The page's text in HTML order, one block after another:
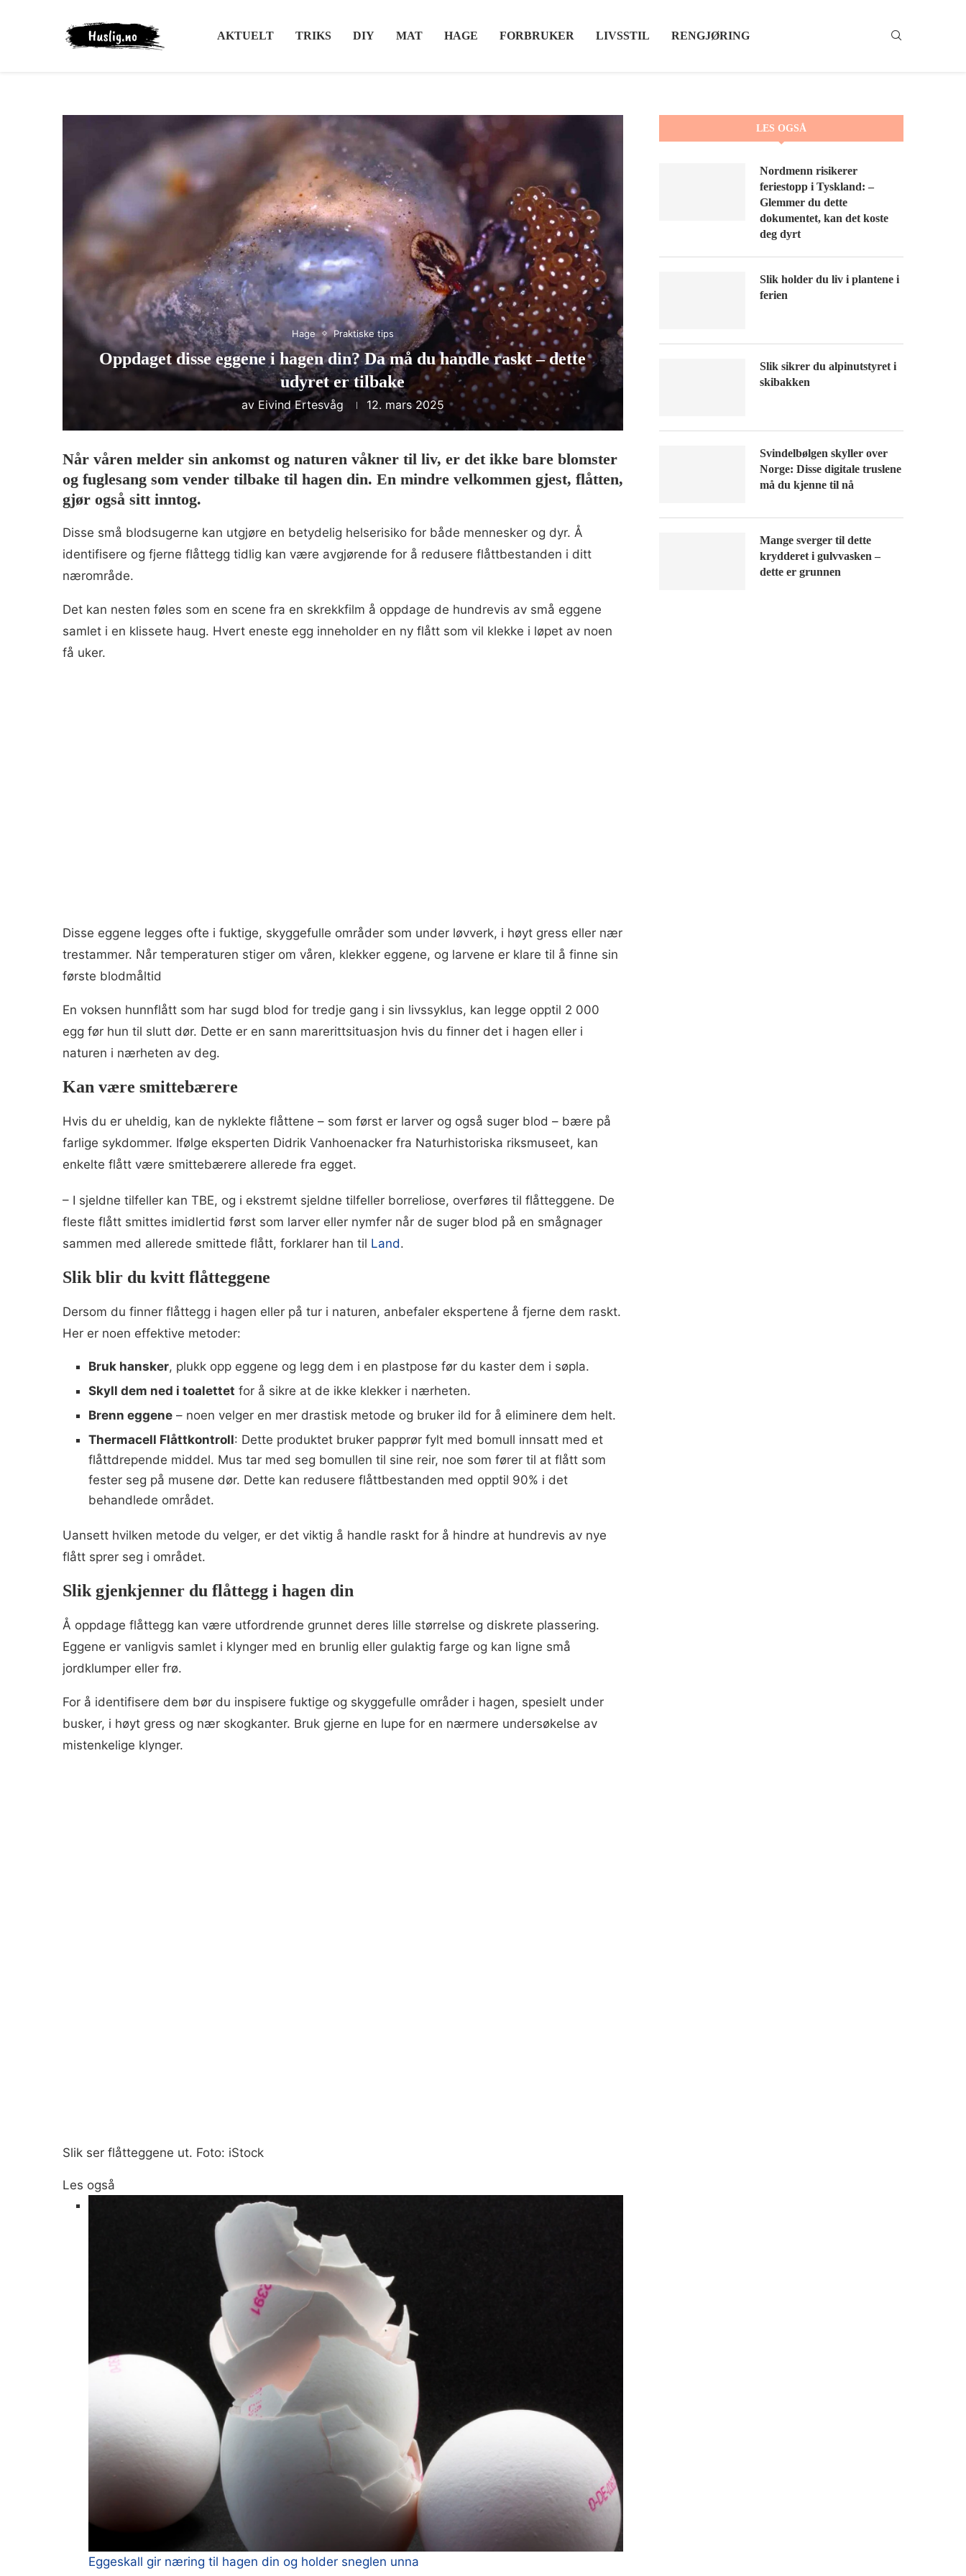
AKTUELT TRIKS DIY MAT HAGE FORBRUKER LIVSSTIL RENGJØRING
Hage Praktiske tips
Oppdaget disse eggene i hagen din? Da må du handle raskt – dette
udyret er tilbake
av Eivind Ertesvåg 12. mars 2025
Når våren melder sin ankomst og naturen våkner til liv, er det ikke bare blomster
og fuglesang som vender tilbake til hagen din. En mindre velkommen gjest, flåtten,
gjør også sitt inntog.
Disse små blodsugerne kan utgjøre en betydelig helserisiko for både mennesker og dyr. Å
identifisere og fjerne flåttegg tidlig kan være avgjørende for å redusere flåttbestanden i ditt
nærområde.​
Det kan nesten føles som en scene fra en skrekkfilm å oppdage de hundrevis av små eggene
samlet i en klissete haug. Hvert eneste egg inneholder en ny flått som vil klekke i løpet av noen
få uker.
Disse eggene legges ofte i fuktige, skyggefulle områder som under løvverk, i høyt gress eller nær
trestammer. Når temperaturen stiger om våren, klekker eggene, og larvene er klare til å finne sin
første blodmåltid
En voksen hunnflått som har sugd blod for tredje gang i sin livssyklus, kan legge opptil 2 000
egg før hun til slutt dør. Dette er en sann marerittsituasjon hvis du finner det i hagen eller i
naturen i nærheten av deg.
Kan være smittebærere
Hvis du er uheldig, kan de nyklekte flåttene – som først er larver og også suger blod – bære på
farlige sykdommer. Ifølge eksperten Didrik Vanhoenacker fra Naturhistoriska riksmuseet, kan
enkelte flått være smittebærere allerede fra egget.
– I sjeldne tilfeller kan TBE, og i ekstremt sjeldne tilfeller borreliose, overføres til flåtteggene. De
fleste flått smittes imidlertid først som larver eller nymfer når de suger blod på en smågnager
sammen med allerede smittede flått, forklarer han til Land.
Slik blir du kvitt flåtteggene
Dersom du finner flåttegg i hagen eller på tur i naturen, anbefaler ekspertene å fjerne dem raskt.
Her er noen effektive metoder:
Bruk hansker, plukk opp eggene og legg dem i en plastpose før du kaster dem i søpla.
Skyll dem ned i toalettet for å sikre at de ikke klekker i nærheten.
Brenn eggene – noen velger en mer drastisk metode og bruker ild for å eliminere dem helt.
Thermacell Flåttkontroll: Dette produktet bruker papprør fylt med bomull innsatt med et
flåttdrepende middel. Mus tar med seg bomullen til sine reir, noe som fører til at flått som
fester seg på musene dør. Dette kan redusere flåttbestanden med opptil 90% i det
behandlede området. ​
Uansett hvilken metode du velger, er det viktig å handle raskt for å hindre at hundrevis av nye
flått sprer seg i området.
Slik gjenkjenner du flåttegg i hagen din
Å oppdage flåttegg kan være utfordrende grunnet deres lille størrelse og diskrete plassering.
Eggene er vanligvis samlet i klynger med en brunlig eller gulaktig farge og kan ligne små
jordklumper eller frø.
For å identifisere dem bør du inspisere fuktige og skyggefulle områder i hagen, spesielt under
busker, i høyt gress og nær skogkanter. Bruk gjerne en lupe for en nærmere undersøkelse av
mistenkelige klynger.​
Slik ser flåtteggene ut. Foto: iStock
Les også
Eggeskall gir næring til hagen din og holder sneglen unna
LES OGSÅ
Nordmenn risikerer
feriestopp i Tyskland: –
Glemmer du dette
dokumentet, kan det koste
deg dyrt
Slik holder du liv i plantene i
ferien
Slik sikrer du alpinutstyret i
skibakken
Svindelbølgen skyller over
Norge: Disse digitale truslene
må du kjenne til nå
Mange sverger til dette
krydderet i gulvvasken –
dette er grunnen